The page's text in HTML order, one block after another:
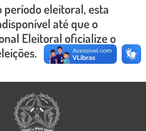
período eleitoral, esta
até que o
Eleitoral oficialize o
Imagem